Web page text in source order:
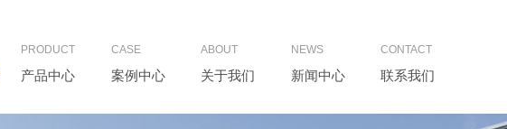
PRODUCT
产品中心
CASE
案例中心
ABOUT
关于我们
NEWS
新闻中心
CONTACT
联系我们